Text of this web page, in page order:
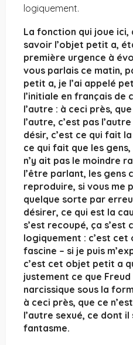
logiquement.
La fonction qui joue ici,
savoir l’objet petit a,
première urgence à
vous parlais ce matin,
petit a, je l’ai appelé
l’initiale en français de
l’autre : à ceci près,
l’autre, c’est pas
désir, c’est ce qui fait
ce qui fait que les gens,
n’y ait pas le moindre
l’être parlant, les gens
reproduire, si vous me
quelque sorte par
désirer, ce qui est la
s’est recoupé, ça s’est
logiquement : c’est
fascine – si je puis
c’est cet objet petit a
justement ce que
narcissique sous la
à ceci près, que ce
l’autre sexué, ce dont il
fantasme.